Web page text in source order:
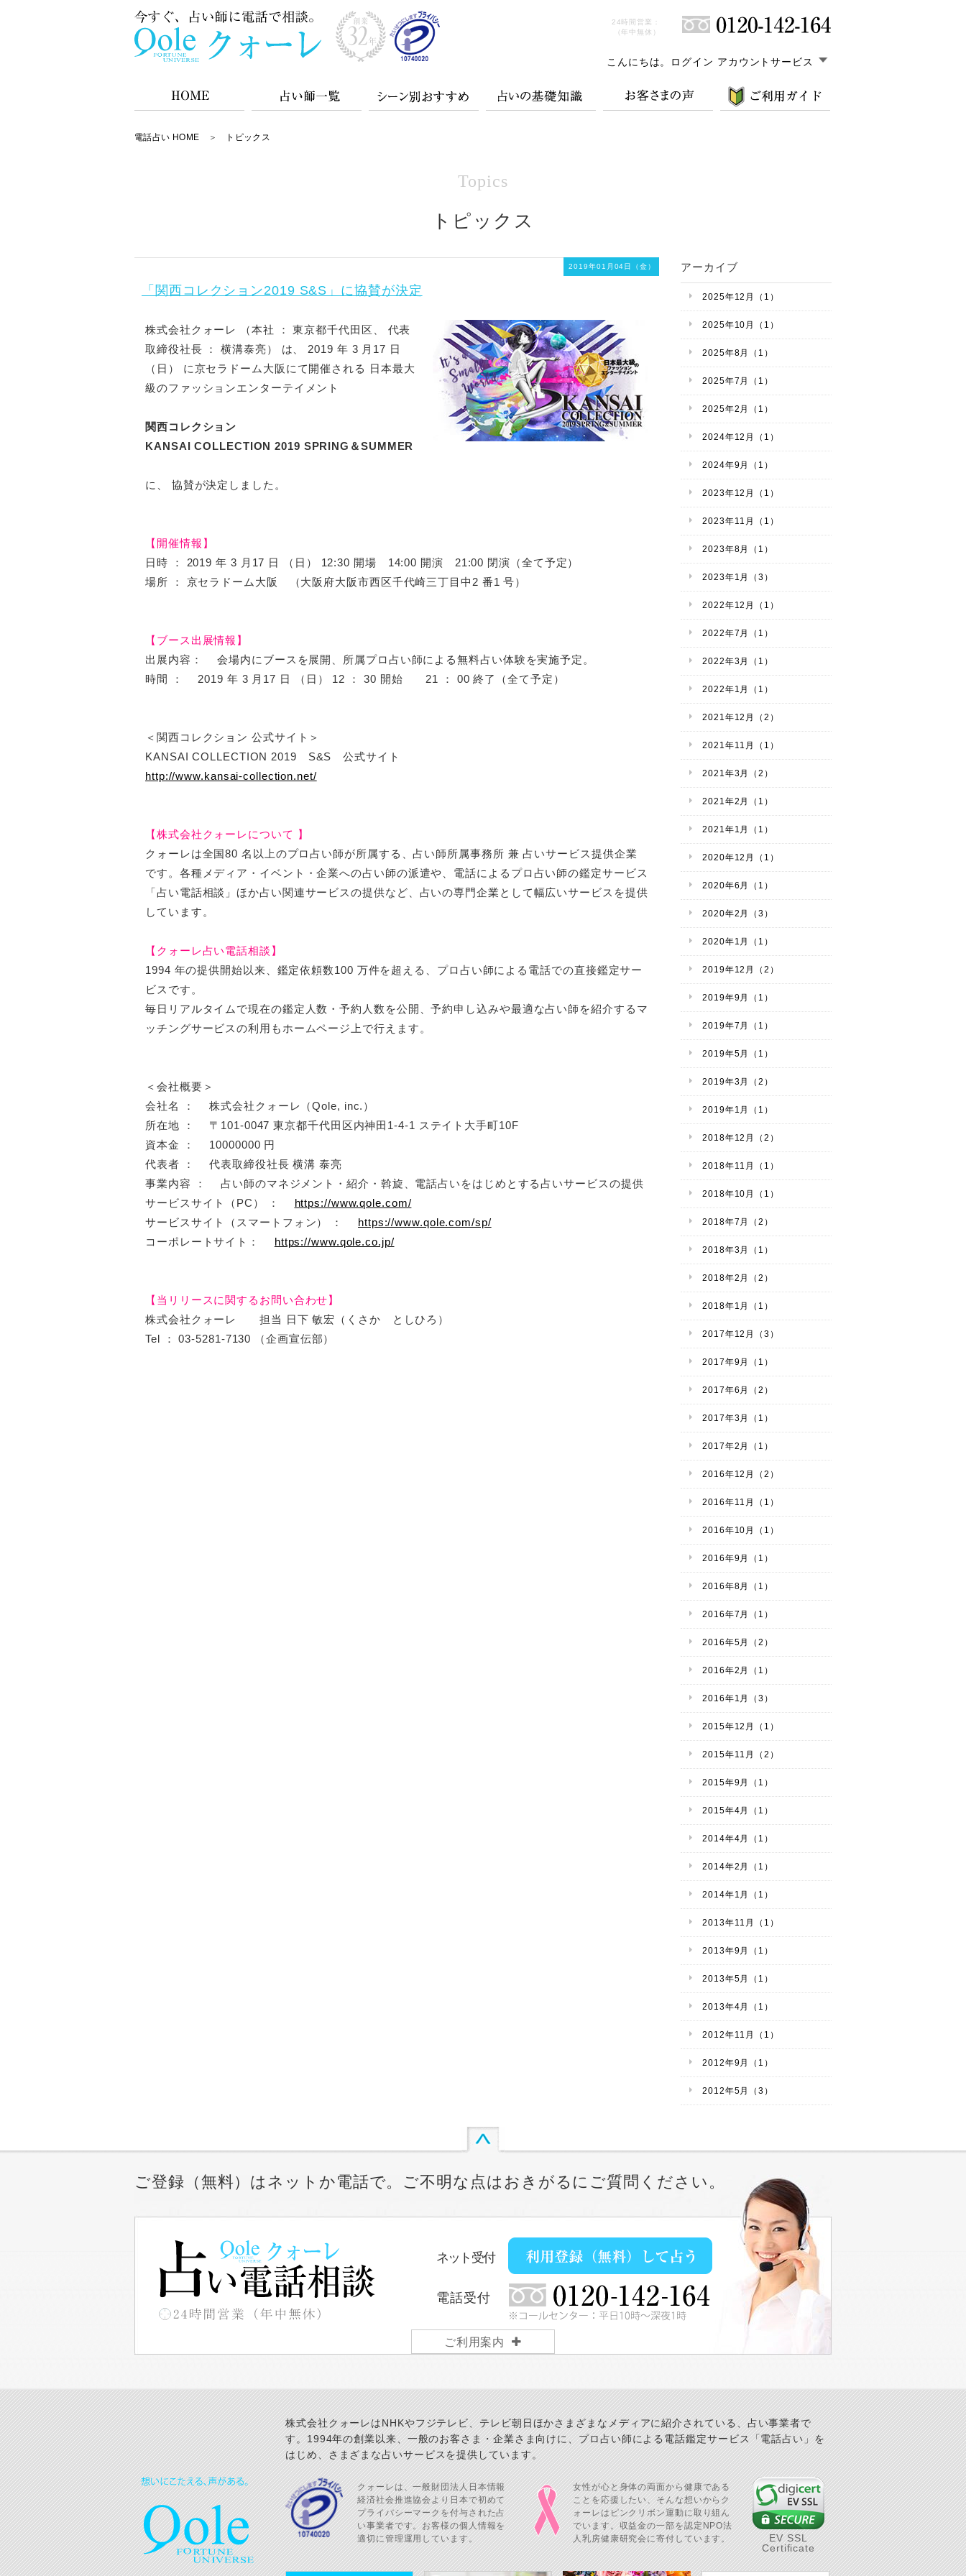
24時間営業：
（年中無休）
こんにちは。 ログイン アカウントサービス
電話占い HOME ＞ トピックス
Topics
トピックス
2019年01月04日（金）
「関西コレクション2019 S&S」に協賛が決定
株式会社クォーレ （本社 ： 東京都千代田区、 代表
取締役社長 ： 横溝泰亮） は、 2019 年 3 月17 日
（日） に京セラドーム大阪にて開催される 日本最大
級のファッションエンターテイメント
関西コレクション
KANSAI COLLECTION 2019 SPRING＆SUMMER
に、 協賛が決定しました。
【開催情報】
日時 ： 2019 年 3 月17 日 （日） 12:30 開場 14:00 開演 21:00 閉演（全て予定）
場所 ： 京セラドーム大阪 （大阪府大阪市西区千代崎三丁目中2 番1 号）
【ブース出展情報】
出展内容： 会場内にブースを展開、所属プロ占い師による無料占い体験を実施予定。
時間 ： 2019 年 3 月17 日 （日） 12 ： 30 開始 21 ： 00 終了（全て予定）
＜関西コレクション 公式サイト＞
KANSAI COLLECTION 2019 S&S 公式サイト
http://www.kansai-collection.net/
【株式会社クォーレについて 】
クォーレは全国80 名以上のプロ占い師が所属する、占い師所属事務所 兼 占いサービス提供企業
です。各種メディア・イベント・企業への占い師の派遣や、電話によるプロ占い師の鑑定サービス
「占い電話相談」ほか占い関連サービスの提供など、占いの専門企業として幅広いサービスを提供
しています。
【クォーレ占い電話相談】
1994 年の提供開始以来、鑑定依頼数100 万件を超える、プロ占い師による電話での直接鑑定サー
ビスです。
毎日リアルタイムで現在の鑑定人数・予約人数を公開、予約申し込みや最適な占い師を紹介するマ
ッチングサービスの利用もホームページ上で行えます。
＜会社概要＞
会社名 ： 株式会社クォーレ（Qole, inc.）
所在地 ： 〒101-0047 東京都千代田区内神田1-4-1 ステイト大手町10F
資本金 ： 10000000 円
代表者 ： 代表取締役社長 横溝 泰亮
事業内容 ： 占い師のマネジメント・紹介・斡旋、電話占いをはじめとする占いサービスの提供
サービスサイト（PC） ： https://www.qole.com/
サービスサイト（スマートフォン） ： https://www.qole.com/sp/
コーポレートサイト： https://www.qole.co.jp/
【当リリースに関するお問い合わせ】
株式会社クォーレ 担当 日下 敏宏（くさか としひろ）
Tel ： 03-5281-7130 （企画宣伝部）
アーカイブ
2025年12月（1）
2025年10月（1）
2025年8月（1）
2025年7月（1）
2025年2月（1）
2024年12月（1）
2024年9月（1）
2023年12月（1）
2023年11月（1）
2023年8月（1）
2023年1月（3）
2022年12月（1）
2022年7月（1）
2022年3月（1）
2022年1月（1）
2021年12月（2）
2021年11月（1）
2021年3月（2）
2021年2月（1）
2021年1月（1）
2020年12月（1）
2020年6月（1）
2020年2月（3）
2020年1月（1）
2019年12月（2）
2019年9月（1）
2019年7月（1）
2019年5月（1）
2019年3月（2）
2019年1月（1）
2018年12月（2）
2018年11月（1）
2018年10月（1）
2018年7月（2）
2018年3月（1）
2018年2月（2）
2018年1月（1）
2017年12月（3）
2017年9月（1）
2017年6月（2）
2017年3月（1）
2017年2月（1）
2016年12月（2）
2016年11月（1）
2016年10月（1）
2016年9月（1）
2016年8月（1）
2016年7月（1）
2016年5月（2）
2016年2月（1）
2016年1月（3）
2015年12月（1）
2015年11月（2）
2015年9月（1）
2015年4月（1）
2014年4月（1）
2014年2月（1）
2014年1月（1）
2013年11月（1）
2013年9月（1）
2013年5月（1）
2013年4月（1）
2012年11月（1）
2012年9月（1）
2012年5月（3）
ご登録（無料）はネットか電話で。ご不明な点はおきがるにご質問ください。
ネット受付
電話受付
ご利用案内
株式会社クォーレはNHKやフジテレビ、テレビ朝日ほかさまざまなメディアに紹介されている、占い事業者で
す。1994年の創業以来、一般のお客さま・企業さま向けに、プロ占い師による電話鑑定サービス「電話占い」を
はじめ、さまざまな占いサービスを提供しています。
クォーレは、一般財団法人日本情報
経済社会推進協会より日本で初めて
プライバシーマークを付与された占
い事業者です。お客様の個人情報を
適切に管理運用しています。
女性が心と身体の両面から健康である
ことを応援したい、そんな想いからク
ォーレはピンクリボン運動に取り組ん
でいます。収益金の一部を認定NPO法
人乳房健康研究会に寄付しています。
EV SSL
Certificate